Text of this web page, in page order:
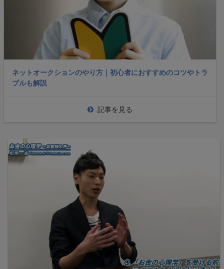
ネットオークションのやり方｜初心者におすすめのコツやトラ
ブルも解説
記事を見る